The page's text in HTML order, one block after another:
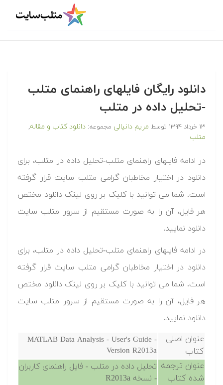
دانلود رایگان فایلهای راهنمای متلب
-تحلیل داده در متلب
۱۳ خرداد ۱۳۹۴ توسط مریم دانیالی مجموعه: دانلود کتاب و مقاله,
متلب
در ادامه فایلهای راهنمای متلب-تحلیل داده در متلب، برای
دانلود در اختیار مخاطبان گرامی متلب سایت قرار گرفته
است. شما می توانید با کلیک بر روی لینک دانلود مختص
هر فایل، آن را به صورت مستقیم از سرور متلب سایت
دانلود نمایید.
در ادامه فایلهای راهنمای متلب-تحلیل داده در متلب، برای
دانلود در اختیار مخاطبان گرامی متلب سایت قرار گرفته
است. شما می توانید با کلیک بر روی لینک دانلود مختص
هر فایل، آن را به صورت مستقیم از سرور متلب سایت
دانلود نمایید.
عنوان اصلی
کتاب
MATLAB Data Analysis - User's Guide -
Version R2013a
عنوان ترجمه
شده کتاب
تحلیل داده در متلب - فایل راهنمای کاربران
- نسخه R2013a